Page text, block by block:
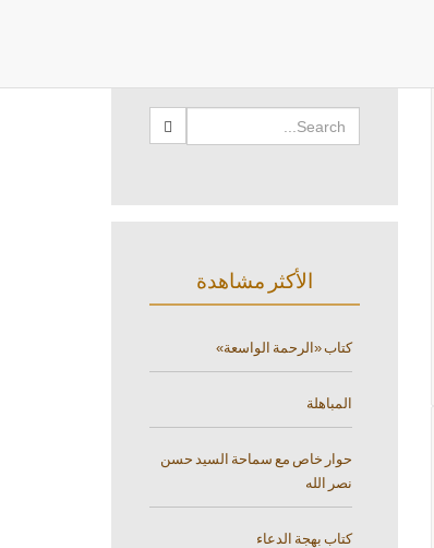
الأكثر مشاهدة
كتاب «الرحمة الواسعة»
المباهلة
حوار خاص مع سماحة السيد حسن
نصر الله
كتاب بهجة الدعاء